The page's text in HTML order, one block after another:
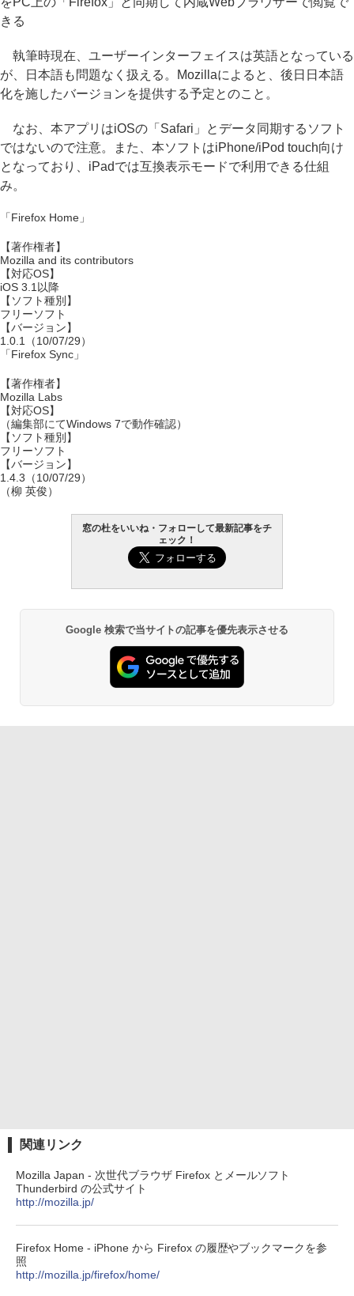
きる
執筆時現在、ユーザーインターフェイスは英語となっている
が、日本語も問題なく扱える。Mozillaによると、後日日本語
化を施したバージョンを提供する予定とのこと。
なお、本アプリはiOSの「Safari」とデータ同期するソフト
ではないので注意。また、本ソフトはiPhone/iPod touch向け
となっており、iPadでは互換表示モードで利用できる仕組
み。
「Firefox Home」
【著作権者】
Mozilla and its contributors
【対応OS】
iOS 3.1以降
【ソフト種別】
フリーソフト
【バージョン】
1.0.1（10/07/29）
「Firefox Sync」
【著作権者】
Mozilla Labs
【対応OS】
（編集部にてWindows 7で動作確認）
【ソフト種別】
フリーソフト
【バージョン】
1.4.3（10/07/29）
（柳 英俊）
窓の杜をいいね・フォローして最新記事をチ
ェック！
Google 検索で当サイトの記事を優先表示させる
関連リンク
Mozilla Japan - 次世代ブラウザ Firefox とメールソフト
Thunderbird の公式サイト
http://mozilla.jp/
Firefox Home - iPhone から Firefox の履歴やブックマークを参
照
http://mozilla.jp/firefox/home/